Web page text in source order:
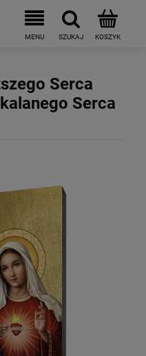
Serca
Serca